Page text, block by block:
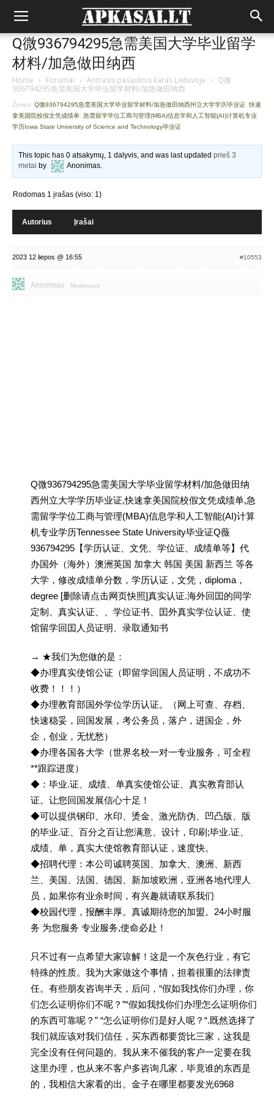
Q微936794295急需美国大学毕业留学
材料/加急做田纳西
Home › Forumai › Antrasis pasaulinis karas Lietuvoje › Q微
936794295急需美国大学毕业留学材料/加急做田纳西
Žymos: Q微936794295急需美国大学毕业留学材料/加急做田纳西州立大学学历毕业证 快速
拿美国院校假文凭成绩单 急需留学学位工商与管理(MBA)信息学和人工智能(AI)计算机专业
学历Iowa State University of Science and Technology毕业证
This topic has 0 atsakymų, 1 dalyvis, and was last updatedprieš 3
metai by Anonimas.
Rodomas 1 įrašas (viso: 1)
Autorius Įrašai
2023 12 liepos @ 16:55 #10553
Anonimas Neaktyvus
Q微936794295急需美国大学毕业留学材料/加急做田纳
西州立大学学历毕业证,快速拿美国院校假文凭成绩单,急
需留学学位工商与管理(MBA)信息学和人工智能(AI)计算
机专业学历Tennessee State University毕业证Q薇
936794295【学历认证、文凭、学位证、成绩单等】代
办国外（海外）澳洲英国 加拿大 韩国 美国 新西兰 等各
大学，修改成绩单分数，学历认证，文凭，diploma，
degree [删除请点击网页快照]真实认证.海外回囯的同学
定制、真实认证、、学位证书、囯外真实学位认证、使
馆留学回囯人员证明、录取通知书
→ ★我们为您做的是：
◆办理真实使馆公证（即留学回国人员证明，不成功不
收费！！！）
◆办理教育部国外学位学历认证。（网上可查、存档、
快速稳妥，回国发展，考公务员，落户，进国企，外
企，创业，无忧愁）
◆办理各国各大学（世界名校一对一专业服务，可全程
**跟踪进度）
◆：毕业.证、成绩、单真实使馆公证、真实教育部认
证。让您回国发展信心十足！
◆可以提供钢印、水印、烫金、激光防伪、凹凸版、版
的毕业.证、百分之百让您满意、设计，印刷;毕业.证、
成绩、单，真实大使馆教育部认证，速度快。
◆招聘代理：本公司诚聘英国、加拿大、澳洲、新西
兰、美国、法国、德国、新加坡欧洲，亚洲各地代理人
员，如果你有业余时间，有兴趣就请联系我们
◆校园代理，报酬丰厚。真诚期待您的加盟。24小时服
务 为您服务 专业服务,使命必赴！
只不过有一点希望大家谅解！这是一个灰色行业，有它
特殊的性质。我为大家做这个事情，担着很重的法律责
任。有些朋友咨询半天，后问，“假如我找你们办理，你
们怎么证明你们不呢？”“假如我找你们办理怎么证明你们
的东西可靠呢？” “怎么证明你们是好人呢？“.既然选择了
我们就应该对我们信任，买东西都要货比三家，这我是
完全没有任何问题的。我从来不催我的客户一定要在我
这里办理，也从来不客户多咨询几家，毕竟谁的东西是
的，我相信大家看的出。金子在哪里都要发光6968